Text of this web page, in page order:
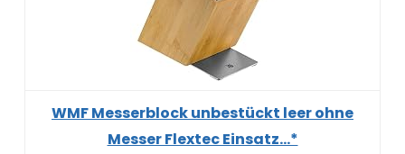
WMF Messerblock unbestückt leer ohne
Messer Flextec Einsatz...*